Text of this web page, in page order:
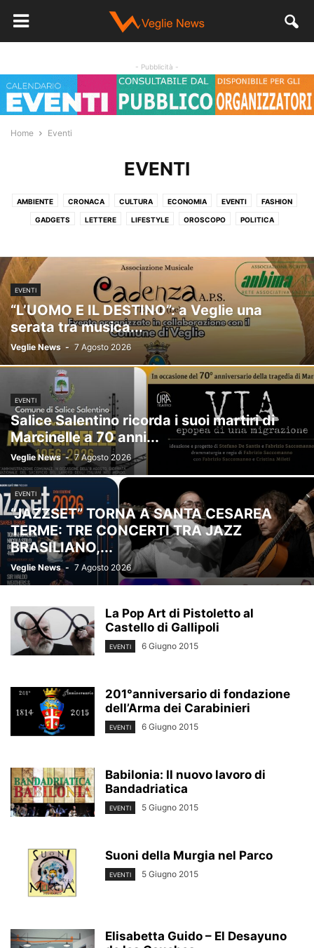
- Pubblicità -
Home Eventi
EVENTI
AMBIENTE CRONACA CULTURA ECONOMIA EVENTI FASHION
GADGETS LETTERE LIFESTYLE OROSCOPO POLITICA
EVENTI
“L’UOMO E IL DESTINO”: a Veglie una
serata tra musica...
Veglie News - 7 Agosto 2026
EVENTI
Salice Salentino ricorda i suoi martiri di
Marcinelle a 70 anni...
Veglie News - 7 Agosto 2026
EVENTI
“JAZZSET” TORNA A SANTA CESAREA
TERME: TRE CONCERTI TRA JAZZ
BRASILIANO,...
Veglie News - 7 Agosto 2026
La Pop Art di Pistoletto al
Castello di Gallipoli
EVENTI 6 Giugno 2015
201°anniversario di fondazione
dell’Arma dei Carabinieri
EVENTI 6 Giugno 2015
Babilonia: Il nuovo lavoro di
Bandadriatica
EVENTI 5 Giugno 2015
Suoni della Murgia nel Parco
EVENTI 5 Giugno 2015
Elisabetta Guido – El Desayuno